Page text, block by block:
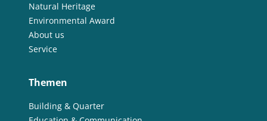
Natural Heritage
Environmental Award
About us
Service
Themen
Building & Quarter